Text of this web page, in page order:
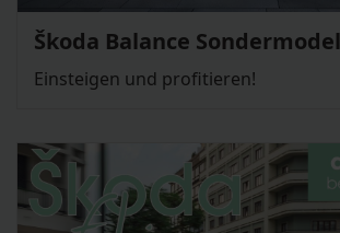
Škoda Balance
Einsteigen und profitieren!